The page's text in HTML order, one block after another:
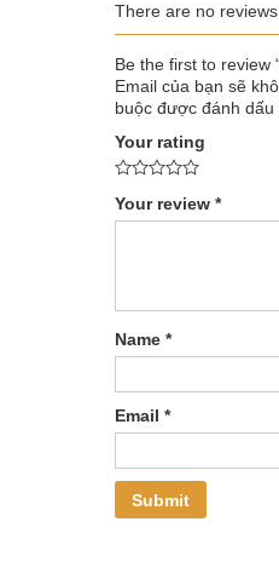
There are no reviews
Be the first to review
Email của bạn sẽ
buộc được đánh dấu
Your rating
Your review *
Name *
Email *